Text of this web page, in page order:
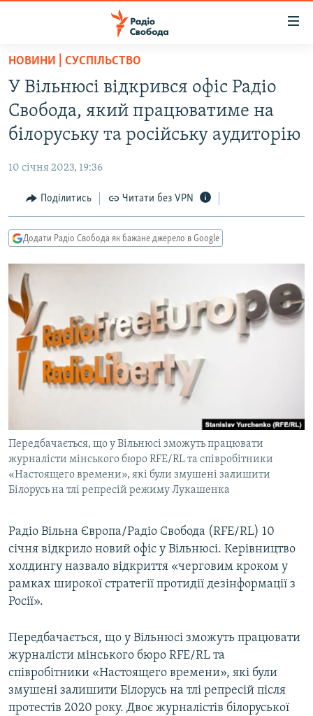
Перейти
основного
матеріалу
Перейти
до
основної
Перейти
до
пошуку
ВСЕ ЗА ДОБУ
СТАТТІ
СУСПІЛЬСТВО
УКРАЇНА
СВІТ
РОСІЙСЬКА «ФІЛЬТРАЦІЯ»
ДОНБАС.РЕАЛІЇ
ТИ ЯК?
СХЕМИ
КИТАЙ.ВИКЛИКИ
МУЛЬТИМЕДІА
ФОТО
СПЕЦПРОЄКТИ
КРИМ РЕАЛІЇ
РУС
УКР
ДОЛУЧАЙСЯ!
Усі сайти RFE/RL
НОВИНИ | СУСПІЛЬСТВО
У Вільнюсі відкрився офіс Радіо
Свобода, який працюватиме на
білоруську та російську аудиторію
10 січня 2023, 19:36
Поділитись Читати без VPN
Додати Радіо Свобода як бажане джерело в Google
Передбачається, що у Вільнюсі зможуть працювати
журналісти мінського бюро RFE/RL та співробітники
«Настоящего времени», які були змушені залишити
Білорусь на тлі репресій режиму Лукашенка
Радіо Вільна Європа/Радіо Свобода (RFE/RL) 10
січня відкрило новий офіс у Вільнюсі. Керівництво
холдингу назвало відкриття «черговим кроком у
рамках широкої стратегії протидії дезінформації з
Росії».
Передбачається, що у Вільнюсі зможуть працювати
журналісти мінського бюро RFE/RL та
співробітники «Настоящего времени», які були
змушені залишити Білорусь на тлі репресій після
протестів 2020 року. Двоє журналістів білоруської